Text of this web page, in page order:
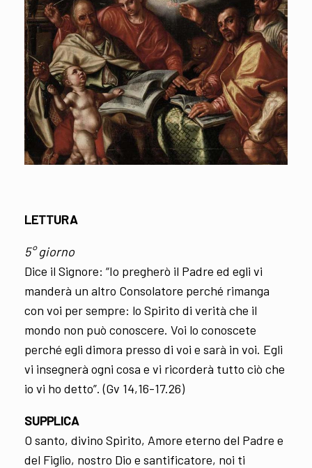
LETTURA
5° giorno
Dice il Signore: “Io pregherò il Padre ed egli vi
manderà un altro Consolatore perché rimanga
con voi per sempre: lo Spirito di verità che il
mondo non può conoscere. Voi lo conoscete
perché egli dimora presso di voi e sarà in voi. Egli
vi insegnerà ogni cosa e vi ricorderà tutto ciò che
io vi ho detto”. (Gv 14,16-17.26)
SUPPLICA
O santo, divino Spirito, Amore eterno del Padre e
del Figlio, nostro Dio e santificatore, noi ti